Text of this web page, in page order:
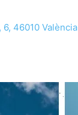
46010 València